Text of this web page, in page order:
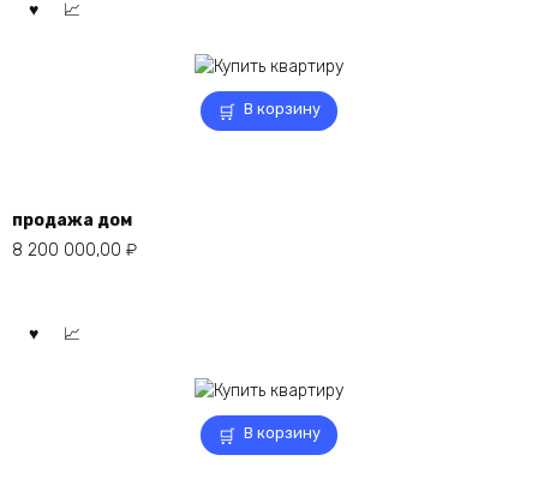
В корзину
продажа дом
8 200 000,00 ₽
В корзину